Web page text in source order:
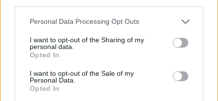
Personal Data Processing Opt Outs
I want to opt-out of the Sharing of my
personal data.
Opted In
I want to opt-out of the Sale of my
Personal Data.
Opted In